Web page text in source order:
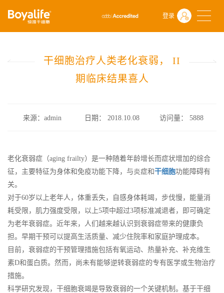
登录
首页 什么是干细胞
前沿动态
干细胞治疗人类老化衰弱， II期临床结果喜人
干细胞治疗人类老化衰弱， II
期临床结果喜人
来源：admin 日期： 2018.10.08 访问量：5888
老化衰弱症（aging frailty）是一种随着年龄增长而症状增加的综合
征，主要特征为身体和免疫功能下降，与炎症和干细胞功能障碍有
关。
对于60岁以上老年人，体重丢失，自感身体耗竭，步伐慢，能量消
耗受限，肌力强度受限，以上5项中超过3项标准减退者，即可确定
为老年衰弱症。近年来，人们越来越认识到衰弱症带来的健康负
担。早期干预可以提高生活质量、减少住院率和家庭护理成本。
目前，衰弱症的干预管理措施包括有氧运动、热量补充、补充维生
素D和蛋白质。然而，尚未有能够逆转衰弱症的专有医学或生物治疗
措施。
科学研究发现，干细胞衰竭是导致衰弱的一个关键机制。基于干细